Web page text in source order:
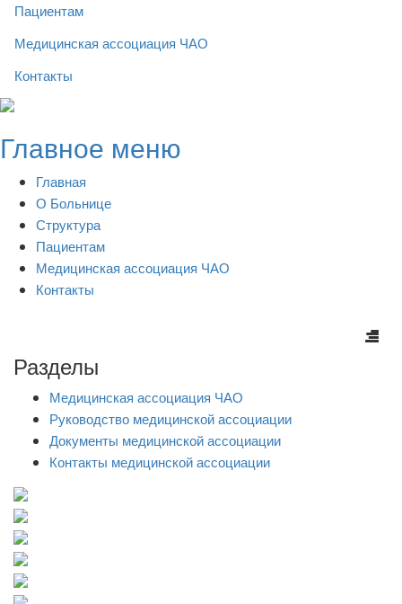
Пациентам
Медицинская ассоциация ЧАО
Контакты
Skip
content
Главное меню
Главная
О Больнице
Структура
Пациентам
Медицинская ассоциация ЧАО
Контакты
Разделы
Медицинская ассоциация ЧАО
Руководство медицинской ассоциации
Документы медицинской ассоциации
Контакты медицинской ассоциации